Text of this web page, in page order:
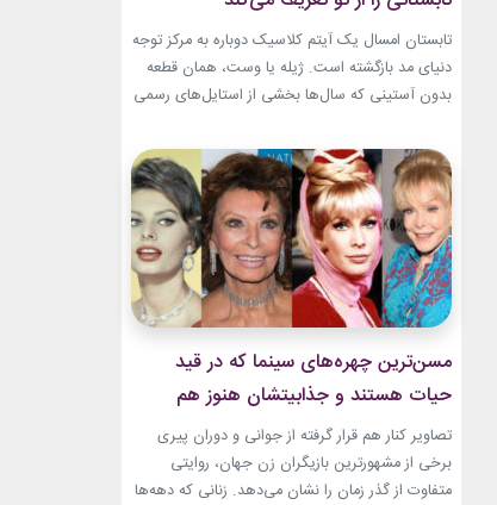
تابستان امسال یک آیتم کلاسیک دوباره به مرکز توجه
دنیای مد بازگشته است. ژیله یا وست، همان قطعه
بدون آستینی که سال‌ها بخشی از استایل‌های رسمی
روزمره شده است. استایل تابستانی با ژیله زنانه به
یکی از ترندهای محبوب فصل تبدیل شده؛ چون هم
ظاهری شیک...
مسن‌ترین چهره‌های سینما که در قید
حیات هستند و جذابیتشان هنوز هم
باقیست!
تصاویر کنار هم قرار گرفته از جوانی و دوران پیری
برخی از مشهورترین بازیگران زن جهان، روایتی
متفاوت از گذر زمان را نشان می‌دهد. زنانی که دهه‌ها